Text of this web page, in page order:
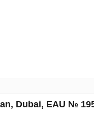
Dubai, EAU №